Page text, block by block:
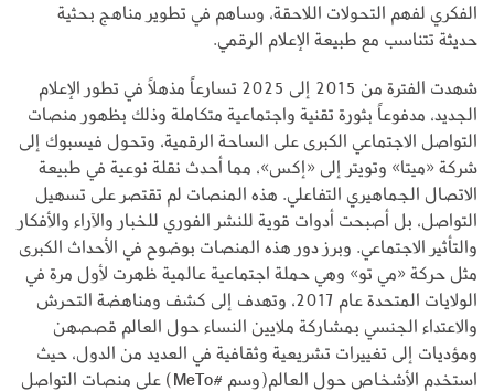
الفكري لفهم التحولات اللاحقة، وساهم في تطوير مناهج بحثية
حديثة تتناسب مع طبيعة الإعلام الرقمي.
شهدت الفترة من 2015 إلى 2025 تسارعاً مذهلاً في تطور الإعلام
الجديد، مدفوعاً بثورة تقنية واجتماعية متكاملة وذلك بظهور منصات
التواصل الاجتماعي الكبرى على الساحة الرقمية، وتحول فيسبوك إلى
شركة «ميتا» وتويتر إلى «إكس»، مما أحدث نقلة نوعية في طبيعة
الاتصال الجماهيري التفاعلي. هذه المنصات لم تقتصر على تسهيل
التواصل، بل أصبحت أدوات قوية للنشر الفوري للخبار والآراء والأفكار
والتأثير الاجتماعي. وبرز دور هذه المنصات بوضوح في الأحداث الكبرى
مثل حركة «مي تو» وهي حملة اجتماعية عالمية ظهرت لأول مرة في
الولايات المتحدة عام 2017، وتهدف إلى كشف ومناهضة التحرش
والاعتداء الجنسي بمشاركة ملايين النساء حول العالم قصصهن
ومؤديات إلى تغييرات تشريعية وثقافية في العديد من الدول، حيث
استخدم الأشخاص حول العالم(وسم #MeTo) على منصات التواصل